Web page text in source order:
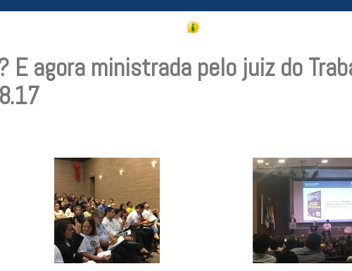
E agora ministrada pelo juiz do